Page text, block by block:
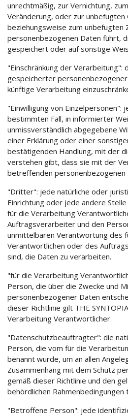
unrechtmäßig, zur Vernichtung,
Veränderung, oder zur unbefugten
beziehungsweise zum unbefugten
personenbezogenen Daten führt,
gespeichert oder auf sonstige
"Einschränkung der Verarbeitung":
gespeicherter
künftige Verarbeitung
"Einwilligung von Einzelpersonen":
bestimmten Fall, in informierter
unmissverständlich abgegebene
einer Erklärung oder einer
bestätigenden Handlung, mit der
verstehen gibt, dass sie mit der
betreffenden personenbezogenen
"Dritter": jede natürliche oder
Einrichtung oder jede andere
für die Verarbeitung
Auftragsverarbeiter und den
unmittelbaren Verantwortung des
Verantwortlichen oder des
sind, die Daten zu verarbeiten.
"für die Verarbeitung
Person, die über die Zwecke und
personenbezogener Daten
dieser Richtlinie gilt THE
Verarbeitung Verantwortlicher.
"Datenschutzbeauftragter": die
Person, die vom für die
benannt wurde, um an allen
Zusammenhang mit dem Schutz
gemäß dieser Richtlinie und den
behördlichen Rahmenbedingungen
"Betroffene Person": jede